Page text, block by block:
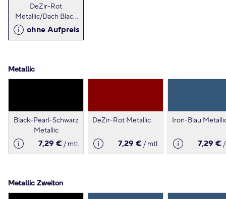
DeZir-Rot
Metallic/Dach Black
Pearl-Schwarz
ohne Aufpreis
Metallic
Black-Pearl-Schwarz
Metallic
7,29 €/ mtl.
DeZir-Rot Metallic
7,29 €/ mtl.
Iron-Blau
7,29 €
Metallic Zweiton